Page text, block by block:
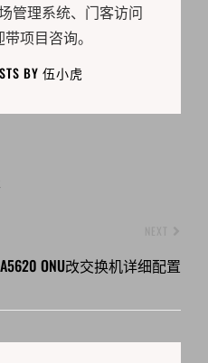
管理系统、门客访问
项目咨询。
BY 伍小虎
ONU改交换机详细配置